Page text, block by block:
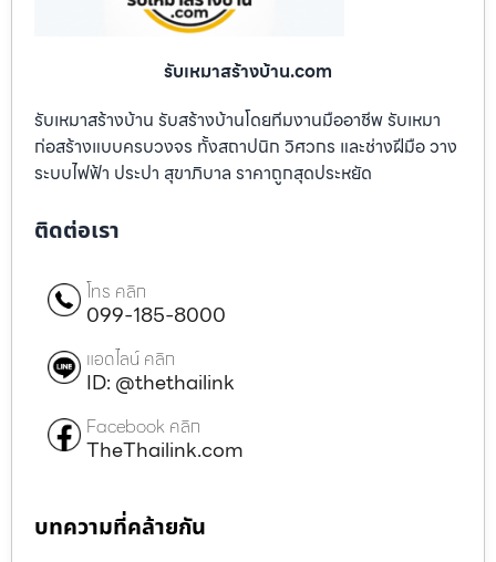
รับเหมาสร้างบ้าน.com
รับเหมาสร้างบ้าน รับสร้างบ้านโดยทีมงานมืออาชีพ รับเหมา
ก่อสร้างแบบครบวงจร ทั้งสถาปนิก วิศวกร และช่างฝีมือ วาง
ระบบไฟฟ้า ประปา สุขาภิบาล ราคาถูกสุดประหยัด
ติดต่อเรา
โทร คลิก
099-185-8000
แอดไลน์ คลิก
ID: @thethailink
Facebook คลิก
TheThailink.com
บทความที่คล้ายกัน